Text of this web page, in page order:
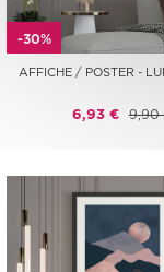
-30%
AFFICHE / POSTER -
6,93 € 9,90